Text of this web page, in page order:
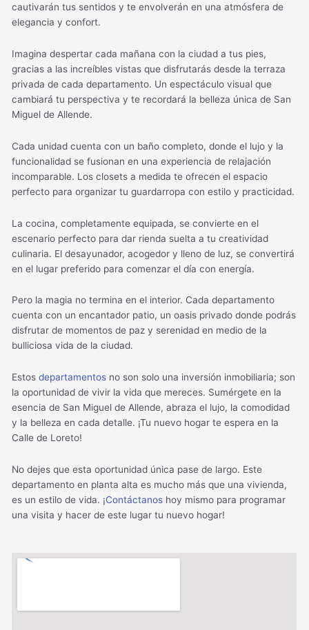
cautivarán tus sentidos y te envolverán en una atmósfera de
elegancia y confort.
Imagina despertar cada mañana con la ciudad a tus pies,
gracias a las increíbles vistas que disfrutarás desde la terraza
privada de cada departamento. Un espectáculo visual que
cambiará tu perspectiva y te recordará la belleza única de San
Miguel de Allende.
Cada unidad cuenta con un baño completo, donde el lujo y la
funcionalidad se fusionan en una experiencia de relajación
incomparable. Los closets a medida te ofrecen el espacio
perfecto para organizar tu guardarropa con estilo y practicidad.
La cocina, completamente equipada, se convierte en el
escenario perfecto para dar rienda suelta a tu creatividad
culinaria. El desayunador, acogedor y lleno de luz, se convertirá
en el lugar preferido para comenzar el día con energía.
Pero la magia no termina en el interior. Cada departamento
cuenta con un encantador patio, un oasis privado donde podrás
disfrutar de momentos de paz y serenidad en medio de la
bulliciosa vida de la ciudad.
Estosdepartamentos no son solo una inversión inmobiliaria; son
la oportunidad de vivir la vida que mereces. Sumérgete en la
esencia de San Miguel de Allende, abraza el lujo, la comodidad
y la belleza en cada detalle. ¡Tu nuevo hogar te espera en la
Calle de Loreto!
No dejes que esta oportunidad única pase de largo. Este
departamento en planta alta es mucho más que una vivienda,
es un estilo de vida. ¡Contáctanos hoy mismo para programar
una visita y hacer de este lugar tu nuevo hogar!